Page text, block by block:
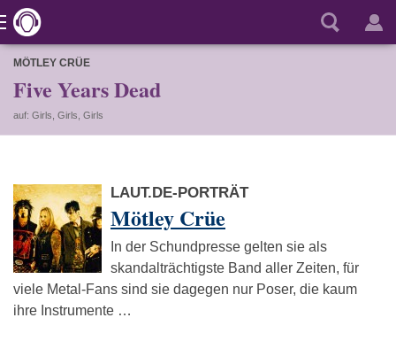
MÖTLEY CRÜE
Five Years Dead
auf: Girls, Girls, Girls
LAUT.DE-PORTRÄT
Mötley Crüe
In der Schundpresse gelten sie als
skandalträchtigste Band aller Zeiten, für
viele Metal-Fans sind sie dagegen nur Poser, die kaum
ihre Instrumente …